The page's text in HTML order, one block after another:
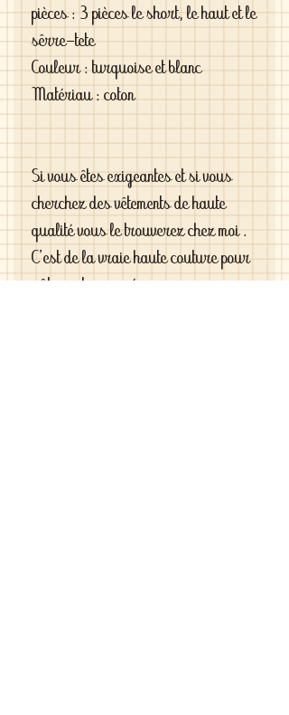
pièces : 3 pièces le short, le haut et le
sêrre-tete
Couleur : turquoise et blanc
Matériau : coton
Si vous êtes exigeantes et si vous
cherchez des vêtements de haute
qualité vous le trouverez chez moi .
C'est de la vraie haute couture pour
gâter votre poupée .